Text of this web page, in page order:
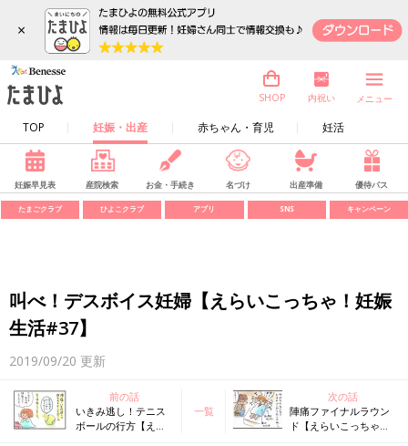
×
TOP 妊娠・出産 赤ちゃん・育児 妊活
SHOP 内祝い メニュー
妊娠早見表 産院検索 お金・手続き 名づけ 出産準備 優待パス
たまごクラブ ひよこクラブ アプリ SNS キャンペーン
叫べ！デスボイス妊婦【えらいこっちゃ！妊娠
生活#37】
2019/09/20 更新
前の話
いきみ逃し！テニス
ボールの行方【えら
一覧
次の話
陣痛ファイナルラウン
ド【えらいこっちゃ！